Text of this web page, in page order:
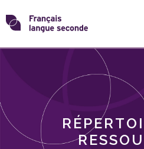
Skip
toTransformons
langue
THÈMES